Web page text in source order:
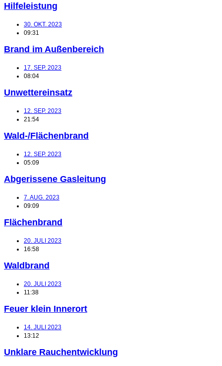
Hilfeleistung
30. OKT. 2023
09:31
Brand im Außenbereich
17. SEP. 2023
08:04
Unwettereinsatz
12. SEP. 2023
21:54
Wald-/Flächenbrand
12. SEP. 2023
05:09
Abgerissene Gasleitung
7. AUG. 2023
09:09
Flächenbrand
20. JULI 2023
16:58
Waldbrand
20. JULI 2023
11:38
Feuer klein Innerort
14. JULI 2023
13:12
Unklare Rauchentwicklung